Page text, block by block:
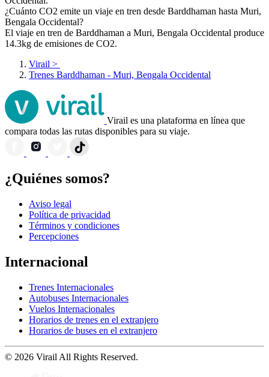
¿Cuánto CO2 emite un viaje en tren desde Barddhaman hasta Muri,
Bengala Occidental?
El viaje en tren de Barddhaman a Muri, Bengala Occidental produce
14.3kg de emisiones de CO2.
Virail >
Trenes Barddhaman - Muri, Bengala Occidental
Virail es una plataforma en línea que
compara todas las rutas disponibles para su viaje.
¿Quiénes somos?
Aviso legal
Política de privacidad
Términos y condiciones
Percepciones
Internacional
Trenes Internacionales
Autobuses Internacionales
Vuelos Internacionales
Horarios de trenes en el extranjero
Horarios de buses en el extranjero
© 2026 Virail All Rights Reserved.